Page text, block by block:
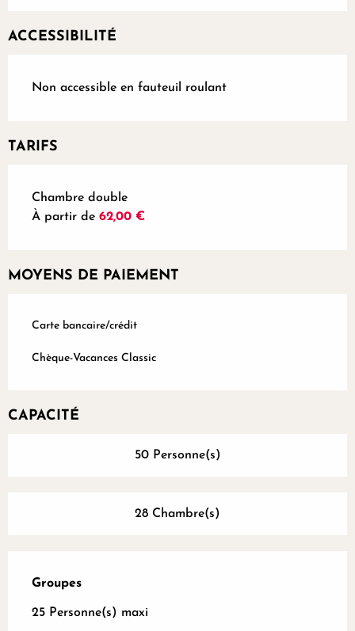
ACCESSIBILITÉ
Non accessible en fauteuil roulant
TARIFS
Tarifs 2026
Chambre double
À partir de 62,00 €
MOYENS DE PAIEMENT
Carte bancaire/crédit
Chèque-Vacances Classic
CAPACITÉ
50 Personne(s)
28 Chambre(s)
Groupes
Groupes
25 Personne(s) maxi